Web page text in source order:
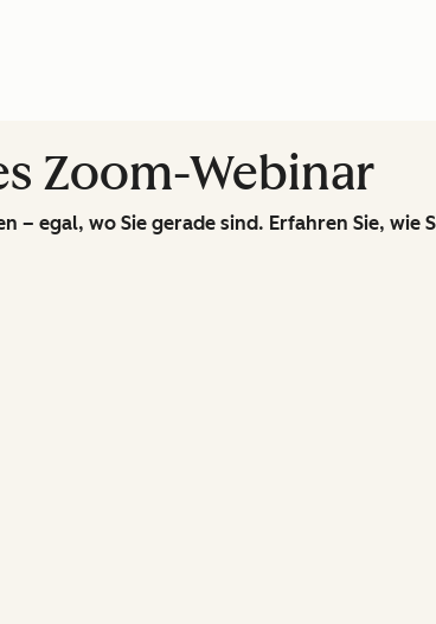
Zoom-Webinar
– egal, wo Sie gerade sind. Erfahren Sie, wie